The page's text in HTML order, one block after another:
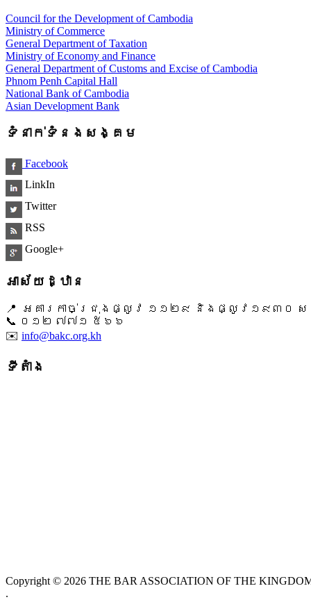
Council for the Development of Cambodia
Ministry of Commerce
General Department of Taxation
Ministry of Economy and Finance
General Department of Customs and Excise of Cambodia
Phnom Penh Capital Hall
National Bank of Cambodia
Asian Development Bank
ទំនាក់ទំនងសង្គម
Facebook
LinkIn
Twitter
RSS
Google+
អាស័យដ្ឋាន
📍 អគារកាច់ជ្រុងផ្លូវ ១១២៩ និងផ្លូវ១៩៣០ ស
📞 ​០១២ ៧៧១ ៥៦៦
✉️ info@bakc.org.kh
ទីតាំង
Copyright © 2026 THE BAR ASSOCIATION OF THE
.